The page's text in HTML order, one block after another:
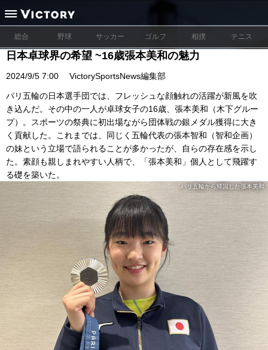
総合 野球 サッカー ゴルフ 相撲 テニス
日本卓球界の希望 ~16歳張本美和の魅力
2024/9/5 7:00 VictorySportsNews編集部
パリ五輪の日本選手団では、フレッシュな顔触れの活躍が新風を吹
き込んだ。その中の一人が卓球女子の16歳、張本美和（木下グルー
プ）。スポーツの祭典に初出場ながら団体戦の銀メダル獲得に大き
く貢献した。これまでは、同じく五輪代表の張本智和（智和企画）
の妹という立場で語られることが多かったが、自らの存在感を示し
た。素顔も親しまれやすい人柄で、「張本美和」個人として飛躍す
る礎を築いた。
パリ五輪から帰国した張本美和